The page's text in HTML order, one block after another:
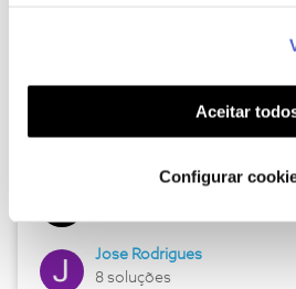
funcionalidades (cookies de
funcionalidade) e adaptar
(cookies de publicidade
utilização dos cookies clicando
Aceitar
Configurar
Hall of Fame de
Jose Rodrigues
8 soluções